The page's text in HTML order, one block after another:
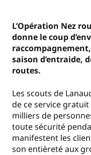
L’Opération Nez
donne le coup
saison d’entraide,
routes.
Les scouts de
de ce service
milliers de
toute sécurité
manifestent les
son entièreté aux